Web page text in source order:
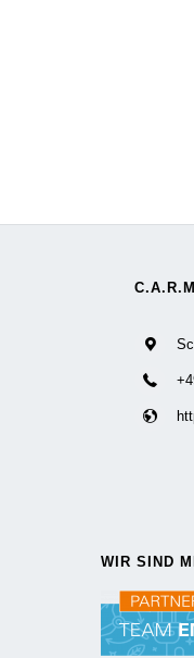
WIR SIND